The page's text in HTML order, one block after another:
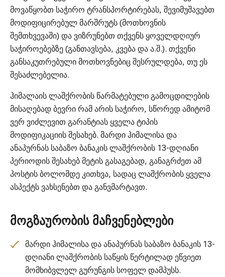
მოვაწყობთ საჭირო ტრანსპორტირებას, შევიმუშავებთ
მოდიფიცირებულ მარშრუტს (მოთხოვნის
შემთხვევაში) და ვიზრუნებთ თქვენს ყოველდღიურ
საჭიროებებზე (განთავსება, კვება და ა.შ.). თქვენი
განსაკუთრებული მოთხოვნებიც შესრულდება, თუ ეს
შესაძლებელია.
ჰიმალაის ლაშქრობის წარმატებული გამოცდილების
მისაღებად ბევრი რამ არის საჭირო, სწორედ ამიტომ
ვერ ვიძლევით გარანტიას ყველა ტიპის
მოდიფიკაციის შესახებ. მარდი ჰიმალისა და
ანაპურნას საბაზო ბანაკის ლაშქრობის 13-დღიანი
პერიოდის შესახებ მეტის გასაგებად, განაგრძეთ ამ
პოსტის ბოლომდე კითხვა, სადაც ლაშქრობის ყველა
ასპექტს ვახსენებთ და განვმარტავთ.
მოგზაურობის მაჩვენებლები
მარდი ჰიმალისა და ანაპურნას საბაზო ბანაკის 13-
დღიანი ლაშქრობის საწყის წერტილად ეწვიეთ
მომხიბვლელ გურუნგის სოფელ დამპუსს.